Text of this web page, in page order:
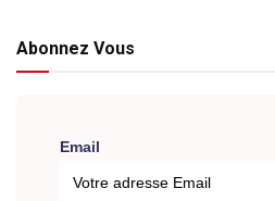
Abonnez Vous
Email